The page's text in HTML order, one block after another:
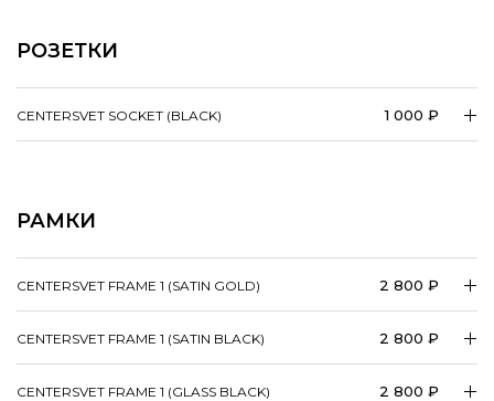
РОЗЕТКИ
CENTERSVET SOCKET (BLACK) 1 000 ₽
РАМКИ
CENTERSVET FRAME 1 (SATIN GOLD) 2 800 ₽
CENTERSVET FRAME 1 (SATIN BLACK) 2 800 ₽
CENTERSVET FRAME 1 (GLASS BLACK) 2 800 ₽